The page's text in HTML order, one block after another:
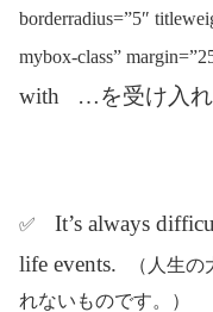
borderradius=”5″
mybox-class”
with …を受け入れ
✅ It’s always
life events.
（人生
れないものです。）